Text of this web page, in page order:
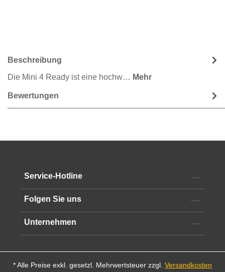
Beschreibung
Die Mini 4 Ready ist eine hochw… Mehr
Bewertungen
Service-Hotline
Folgen Sie uns
Unternehmen
* Alle Preise exkl. gesetzl. Mehrwertsteuer zzgl. Versandkosten